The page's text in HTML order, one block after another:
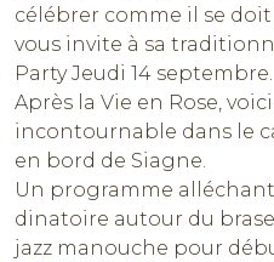
Réserver
célébrer comme il se
vous invite à sa
Party Jeudi 14 septembre.
Après la Vie en Rose,
incontournable dans le
en bord de Siagne.
Un programme
dinatoire autour du
jazz manouche pour